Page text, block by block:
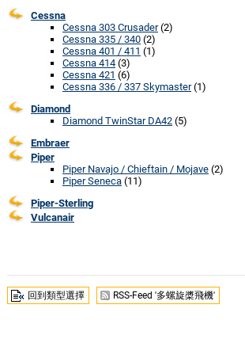
Cessna
Cessna 303 Crusader(2)
Cessna 335 / 340 (2)
Cessna 401 / 411 (1)
Cessna 414 (3)
Cessna 421 (6)
Cessna 336 / 337 Skymaster(1)
Diamond
Diamond TwinStar DA42 (5)
Embraer
Piper
Piper Navajo / Chieftain / Mojave (2)
Piper Seneca (11)
Piper-Sterling
Vulcanair
回到類型選擇 RSS-Feed '多螺旋槳飛機'